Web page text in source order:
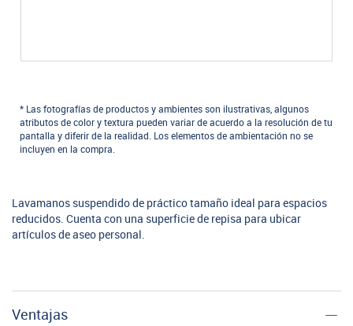
* Las fotografías de productos y ambientes son ilustrativas, algunos
atributos de color y textura pueden variar de acuerdo a la resolución de tu
pantalla y diferir de la realidad. Los elementos de ambientación no se
incluyen en la compra.
Lavamanos suspendido de práctico tamaño ideal para espacios
reducidos. Cuenta con una superficie de repisa para ubicar
artículos de aseo personal.
Ventajas